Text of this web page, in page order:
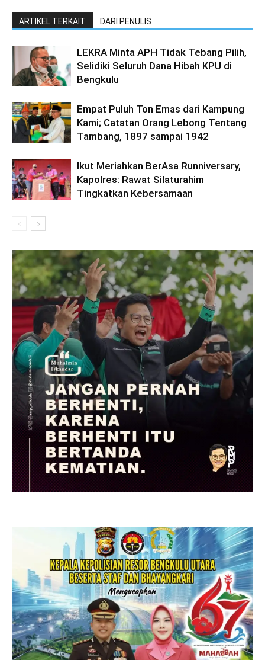
ARTIKEL TERKAIT DARI PENULIS
LEKRA Minta APH Tidak Tebang Pilih,
Selidiki Seluruh Dana Hibah KPU di
Bengkulu
Empat Puluh Ton Emas dari Kampung
Kami; Catatan Orang Lebong Tentang
Tambang, 1897 sampai 1942
Ikut Meriahkan BerAsa Runniversary,
Kapolres: Rawat Silaturahim
Tingkatkan Kebersamaan